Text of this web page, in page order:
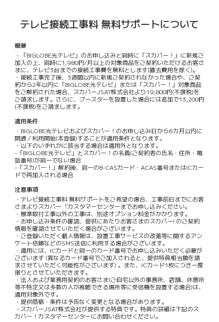
テレビ接続工事料 無料サポートについて
概要
・「BIGLOBE光テレビ」のお申し込みと同時に「スカパー！」に新規ご
加入の上、同時に1,980円/月以上の対象商品をご契約いただけるお客さ
まに、テレビ3台までの接続工事費を無料とします(撤去費用を除く)。
・接続工事完了後、3週間以内に新規ご契約されなかった場合や、ご契
約から2年以内に「BIGLOBE光テレビ」または「スカパー！」対象商品
をご解約された場合、スカパーJSAT株式会社より19,800円(不課税)を
ご請求します。さらに、ブースターを設置した場合には追加で13,200円
(不課税)をご請求します。
適用条件
・BIGLOBE光テレビおよびスカパー！のお申し込み日から6カ月以内に
開通／利用開始(本登録)することが適用条件となります。
・以下のいずれかに該当する場合は適用外となります。
-「BIGLOBE光テレビ」とスカパー！の名義(ご契約者の氏名・住所・電
話番号)が同一でない場合
-「スカパー！」解約後、同一のB-CASカード・ACAS番号またはICカー
ドで再加入される場合
注意事項
・テレビ接続⼯事料 無料サポートをご希望の場合、⼯事前⽇までにお客
さまよりスカパー︕カスタマーセンターまでお申し込みください。
・標準取付工事以外の工事は、別途オプション料金がかかります。
・お申し込み条件の確認、提供にあたりお客さまのスカパー! のご契約
情報を確認させていただく場合がございます。
・ご登録いただく個人情報は、設置工事サービスの改善等に関するアン
ケート依頼などのSMS送信に利用する場合がございます。
・適用には、ICカードと同一のカード番号でお申し込みいただく必要が
ございます (異なるカード番号でご加入されると、提供特典相当額を請
求させていただく可能性がございます) 。また、ICカード1枚につき一度
限りとさせていただきます。
・法人および業務用契約のお客さま(ご自宅以外の事務所、店舗、休憩所
等不特定又は多数の人が視聴できる場所等に受信機を設置する場合)は、
適用対象外です。
・提供価格・条件は予告なく変更となる場合があります。
・スカパーJSAT株式会社が提供する特典です。特典の詳細は下記のス
カパー！カスタマーセンターにお問い合わせください。